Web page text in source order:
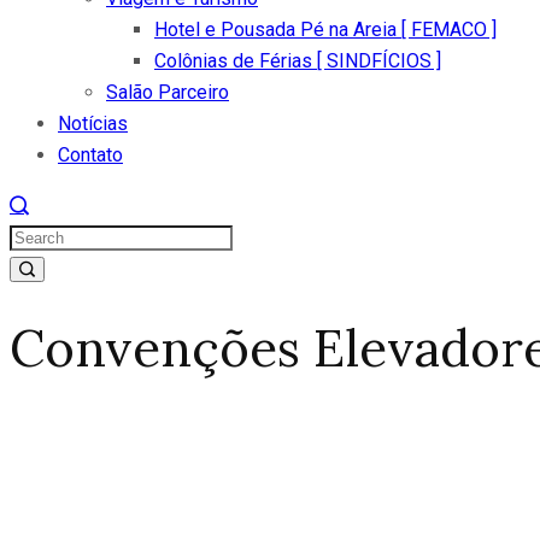
Hotel e Pousada Pé na Areia [ FEMACO ]
Colônias de Férias [ SINDFÍCIOS ]
Salão Parceiro
Notícias
Contato
Convenções